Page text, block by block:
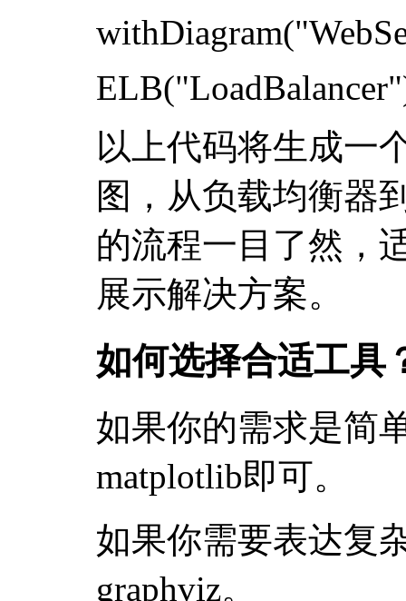
以上代码将生成一
图，从负载均衡器
的流程一目了然，
展示解决方案。
如何选择合适工具
如果你的需求是简
matplotlib即可。
如果你需要表达复
graphviz。